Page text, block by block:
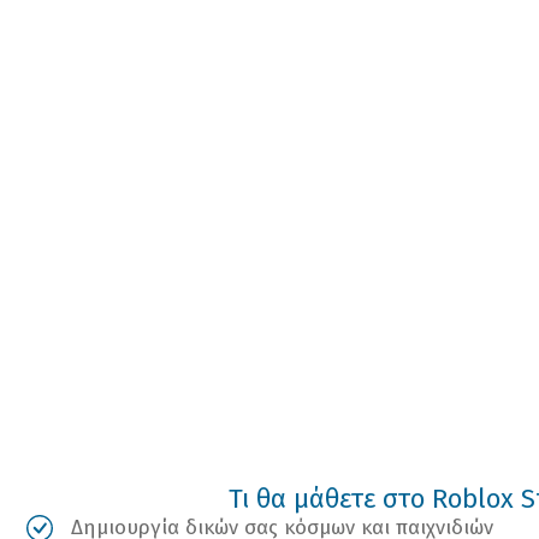
Τι θα μάθετε στο Roblox
Δημιουργία δικών σας κόσμων και παιχνιδιών